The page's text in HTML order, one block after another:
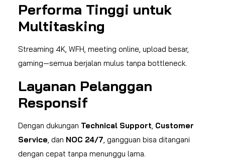
Performa Tinggi untuk
Multitasking
Streaming 4K, WFH, meeting online, upload besar,
gaming—semua berjalan mulus tanpa bottleneck.
Layanan Pelanggan
Responsif
Dengan dukungan Technical Support, Customer
Service, dan NOC 24/7, gangguan bisa ditangani
dengan cepat tanpa menunggu lama.